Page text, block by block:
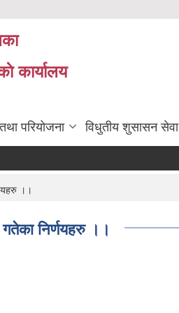
कार्यालय
परियोजना विधुतीय शुसासन सेवा
।।
निर्णयहरु ।।